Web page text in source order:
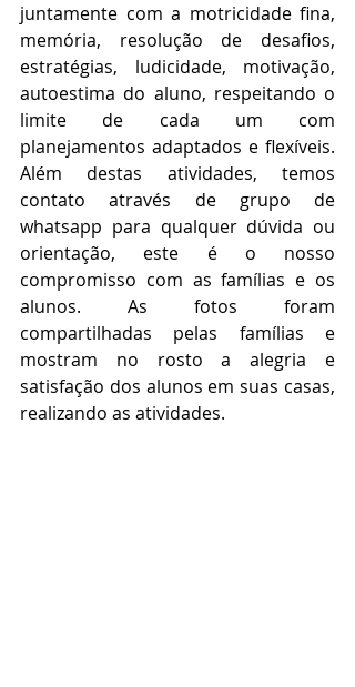
juntamente com a motricidade fina,
memória, resolução de desafios,
estratégias, ludicidade, motivação,
autoestima do aluno, respeitando o
limite de cada um com
planejamentos adaptados e flexíveis.
Além destas atividades, temos
contato através de grupo de
whatsapp para qualquer dúvida ou
orientação, este é o nosso
compromisso com as famílias e os
alunos. As fotos foram
compartilhadas pelas famílias e
mostram no rosto a alegria e
satisfação dos alunos em suas casas,
realizando as atividades.